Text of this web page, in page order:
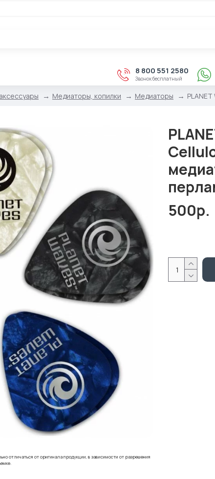
8 800 551 2580
Звонок бесплатный
Медиаторы, копилки Медиаторы
отличаться от оригинала продукции, в зависимости от разрешения
500р.